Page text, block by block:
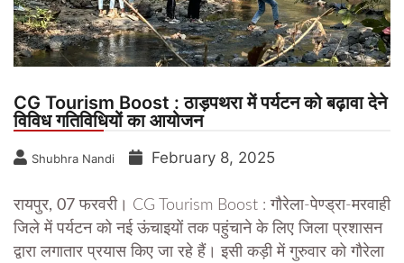
CG Tourism Boost : ठाड़पथरा में पर्यटन को बढ़ावा देने
विविध गतिविधियों का आयोजन
Shubhra Nandi February 8, 2025
रायपुर, 07 फरवरी। CG Tourism Boost : गौरेला-पेण्ड्रा-मरवाही
जिले में पर्यटन को नई ऊंचाइयों तक पहुंचाने के लिए जिला प्रशासन
द्वारा लगातार प्रयास किए जा रहे हैं। इसी कड़ी में गुरुवार को गौरेला